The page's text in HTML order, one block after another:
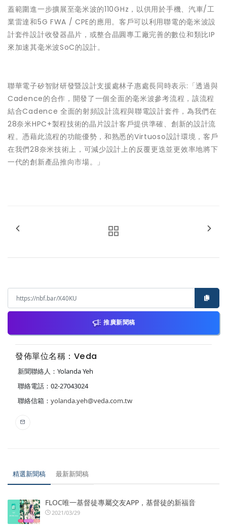
蓋範圍進一步擴展至毫米波的110GHz，以供用於手機、汽車/工
業雷達和5G FWA / CPE的應用。客戶可以利用聯電的毫米波設
計套件設計收發器晶片，或整合晶圓專工廠完善的數位和類比IP
來加速其毫米波SoC的設計。
聯華電子矽智財研發暨設計支援處林子惠處長同時表示:「透過與
Cadence的合作，開發了一個全面的毫米波參考流程，該流程
結合Cadence 全面的射頻設計流程與聯電設計套件，為我們在
28奈米HPC+製程技術的晶片設計客戶提供準確、創新的設計流
程。憑藉此流程的功能優勢，和熟悉的Virtuoso設計環境，客戶
在我們28奈米技術上，可減少設計上的反覆更迭並更效率地將下
一代的創新產品推向市場。」
推廣新聞稿
發佈單位名稱：Veda
新聞聯絡人：Yolanda Yeh
聯絡電話：02-27043024
聯絡信箱： yolanda.yeh@veda.com.tw
精選新聞稿 最新新聞稿
FLOC唯一基督徒專屬交友APP，基督徒的新福音
2021/03/29